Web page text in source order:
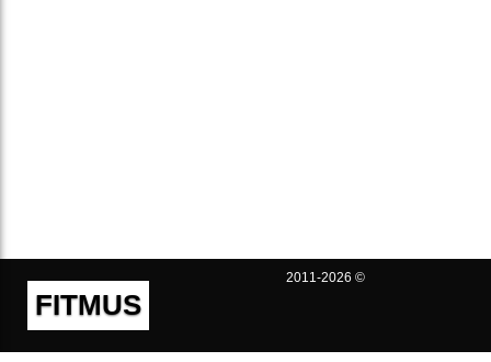
FITMUS
2011-2026 ©